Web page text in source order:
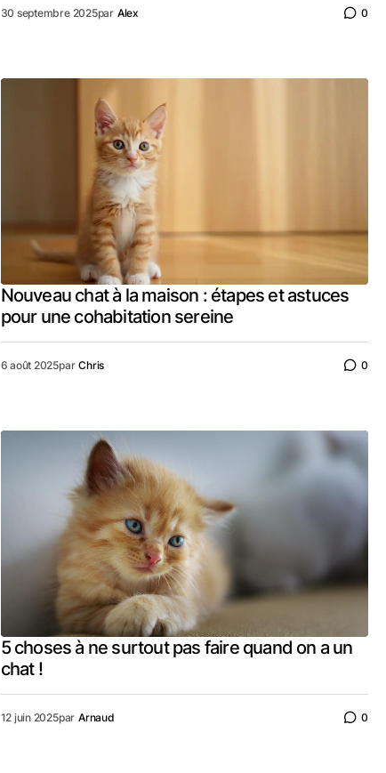
30 septembre 2025par Alex 0
Nouveau chat à la maison : étapes et astuces
pour une cohabitation sereine
6 août 2025par Chris 0
5 choses à ne surtout pas faire quand on a un
chat !
12 juin 2025par Arnaud 0